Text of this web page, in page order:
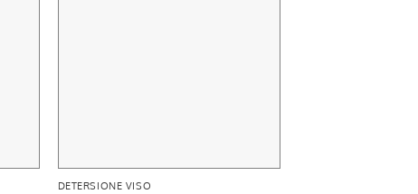
DETERSIONE VISO